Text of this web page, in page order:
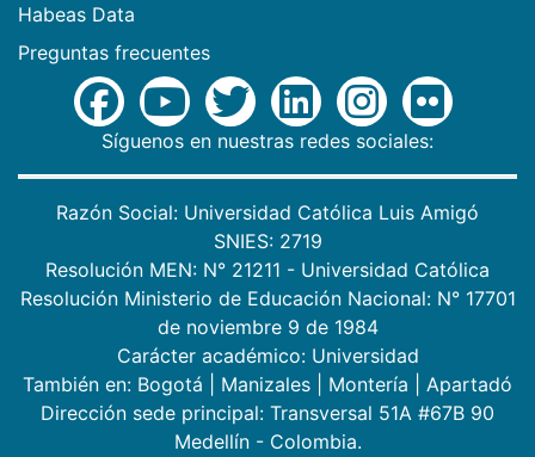
Habeas Data
Preguntas frecuentes
Síguenos en nuestras redes sociales:
Razón Social: Universidad Católica Luis Amigó
SNIES: 2719
Resolución MEN: N° 21211 - Universidad Católica
Resolución Ministerio de Educación Nacional: N° 17701
de noviembre 9 de 1984
Carácter académico: Universidad
También en: Bogotá Manizales Montería
Apartadó
Dirección sede principal: Transversal 51A #67B 90
Medellín - Colombia.